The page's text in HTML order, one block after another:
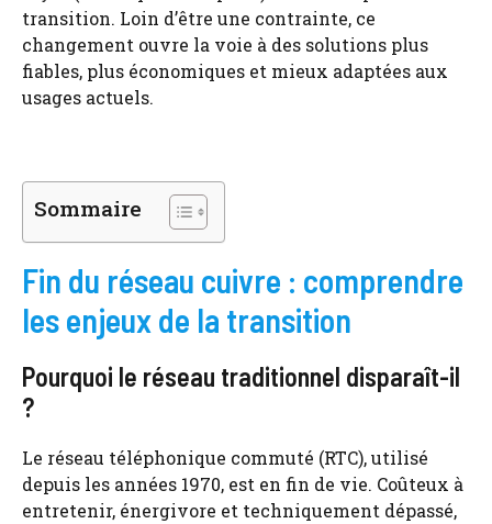
transition. Loin d’être une contrainte, ce
changement ouvre la voie à des solutions plus
fiables, plus économiques et mieux adaptées aux
usages actuels.
Sommaire
Fin du réseau cuivre : comprendre
les enjeux de la transition
Pourquoi le réseau traditionnel disparaît-il
?
Le réseau téléphonique commuté (RTC), utilisé
depuis les années 1970, est en fin de vie. Coûteux à
entretenir, énergivore et techniquement dépassé,